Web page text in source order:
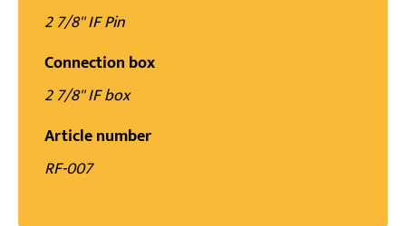
2 7/8'' IF Pin
Connection box
2 7/8'' IF box
Article number
RF-007